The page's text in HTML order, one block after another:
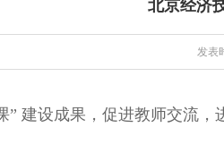
北京经济
发表
” 建设成果，促进教师交流